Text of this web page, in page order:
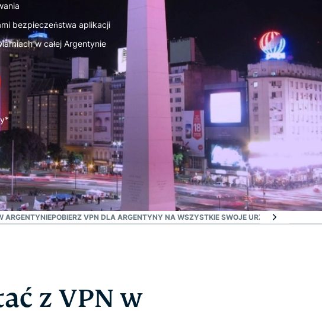
bezpieczeństwa aplikacji
w całej Argentynie
ARGENTYNIEPOBIERZ VPN DLA ARGENTYNY NA WSZYSTKIE SWOJE URZĄDZENIA
z VPN w